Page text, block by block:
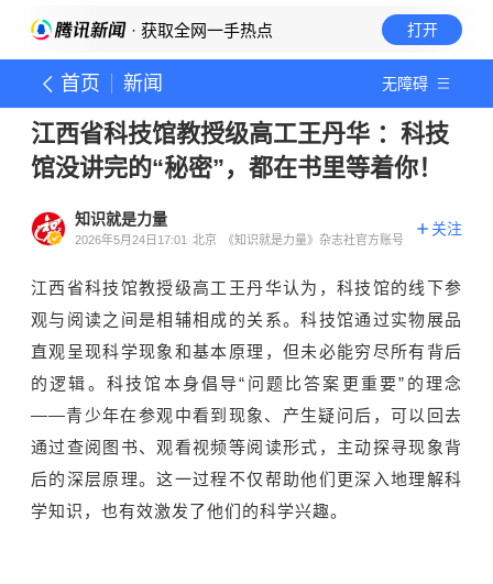
· 获取全网一手热点 打开
首页 新闻 无障碍
江西省科技馆教授级高工王丹华 ：科技
馆没讲完的“秘密”，都在书里等着你！
知识就是力量
2026年5月24日17:01 北京 《知识就是力量》杂志社官方账号
关注
江西省科技馆教授级高工王丹华认为，科技馆的线下参
观与阅读之间是相辅相成的关系。科技馆通过实物展品
直观呈现科学现象和基本原理，但未必能穷尽所有背后
的逻辑。科技馆本身倡导“问题比答案更重要”的理念
——青少年在参观中看到现象、产生疑问后，可以回去
通过查阅图书、观看视频等阅读形式，主动探寻现象背
后的深层原理。这一过程不仅帮助他们更深入地理解科
学知识，也有效激发了他们的科学兴趣。